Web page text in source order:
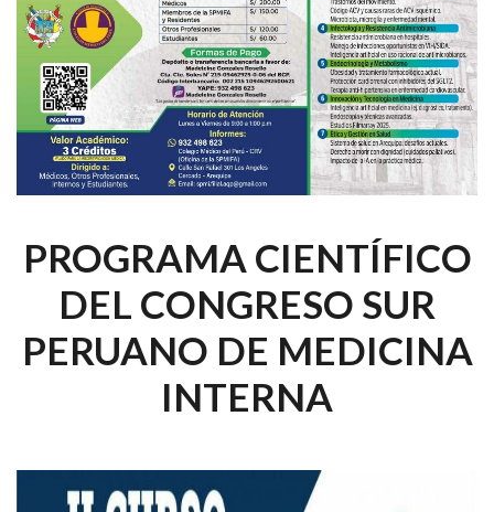
PROGRAMA CIENTÍFICO
DEL CONGRESO SUR
PERUANO DE MEDICINA
INTERNA